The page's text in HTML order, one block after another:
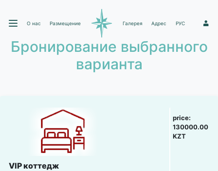
О нас Размещение Галерея Адрес РУС 1
Бронирование выбранного
варианта
VIP коттедж
price:
130000.00
KZT